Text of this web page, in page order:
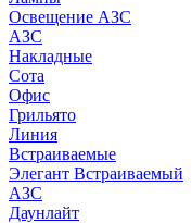
Освещение АЗС
АЗС
Накладные
Сота
Офис
Грильято
Линия
Встраиваемые
Элегант Встраиваемый
АЗС
Даунлайт